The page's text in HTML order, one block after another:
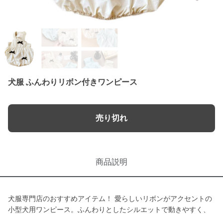
犬服 ふんわりリボン付きワンピース
売り切れ
商品説明
犬服専門店のおすすめアイテム！ 愛らしいリボンがアクセントの
小型犬用ワンピース。ふんわりとしたシルエットで動きやすく、